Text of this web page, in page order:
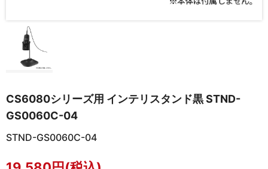
CS6080シリーズ用 インテリスタンド黒 STND-
GS0060C-04
STND-GS0060C-04